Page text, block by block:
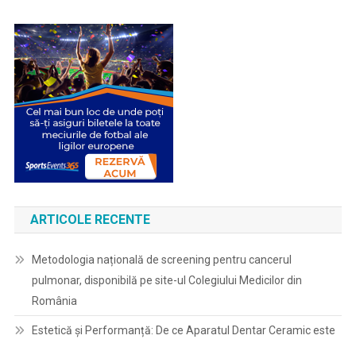
ARTICOLE RECENTE
Metodologia națională de screening pentru cancerul
pulmonar, disponibilă pe site-ul Colegiului Medicilor din
România
Estetică și Performanță: De ce Aparatul Dentar Ceramic este